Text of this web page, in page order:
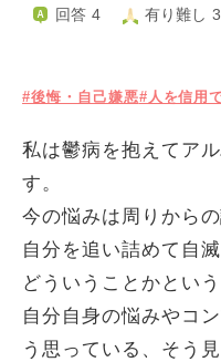
回答 4 有り難し
#後悔・自己嫌悪#人を信用
私は鬱病を抱えてア
す。
今の悩みは周りから
自分を追い詰めて自
どういうことかという
自分自身の悩みやコ
う思っている、そう